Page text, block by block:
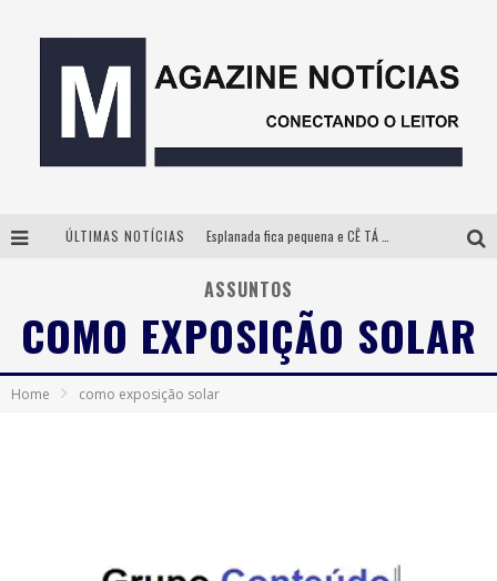
ÚLTIMAS NOTÍCIAS
Com ingressos esgotados desde junho, Churrasquinho Menos é Mais agita BH na próxima semana
Hot Wheels Monster Trucks Live™ confirma Belo Horizonte na turnê América do Sul 2027
ASSUNTOS
COMO EXPOSIÇÃO SOLAR
Home como exposição solar